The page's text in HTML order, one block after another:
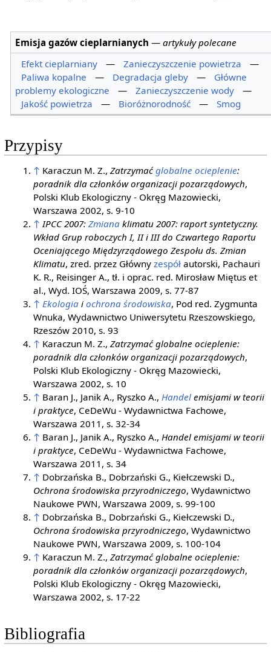
Emisja gazów cieplarnianych —artykuły polecane
Efekt cieplarniany
— Zanieczyszczenie powietrza
—
Paliwa kopalne
— Degradacja gleby —
Główne
problemy ekologiczne
— Zanieczyszczenie wody
—
Jakość powietrza
— Bioróżnorodność — Smog
Przypisy
↑ Karaczun M. Z.,Zatrzymaćglobalne ocieplenie:
poradnik dla członków organizacji pozarządowych,
Polski Klub Ekologiczny - Okręg Mazowiecki,
Warszawa 2002, s. 9-10
↑ IPCC 2007:Zmiana klimatu 2007: raport syntetyczny.
Wkład Grup roboczych I, II i III do Czwartego Raportu
Oceniającego Międzyrządowego Zespołu ds. Zmian
Klimatu, zred. przez Głównyzespół autorski, Pachauri
K. R., Reisinger A., tł. i oprac. red. Mirosław Miętus et
al., Wyd. IOŚ, Warszawa 2009, s. 77-87
↑ Ekologia iochrona środowiska, Pod red. Zygmunta
Wnuka, Wydawnictwo Uniwersytetu Rzeszowskiego,
Rzeszów 2010, s. 93
↑ Karaczun M. Z.,Zatrzymać globalne ocieplenie:
poradnik dla członków organizacji pozarządowych,
Polski Klub Ekologiczny - Okręg Mazowiecki,
Warszawa 2002, s. 10
↑ Baran J., Janik A., Ryszko A.,Handel emisjami w teorii
i praktyce, CeDeWu - Wydawnictwa Fachowe,
Warszawa 2011, s. 32-34
↑ Baran J., Janik A., Ryszko A.,Handel emisjami w teorii
i praktyce, CeDeWu - Wydawnictwa Fachowe,
Warszawa 2011, s. 34
↑ Dobrzańska B., Dobrzański G., Kiełczewski D.,
Ochrona środowiska przyrodniczego, Wydawnictwo
Naukowe PWN, Warszawa 2009, s. 99-100
↑ Dobrzańska B., Dobrzański G., Kiełczewski D.,
Ochrona środowiska przyrodniczego, Wydawnictwo
Naukowe PWN, Warszawa 2009, s. 100-104
↑ Karaczun M. Z.,Zatrzymać globalne ocieplenie:
poradnik dla członków organizacji pozarządowych,
Polski Klub Ekologiczny - Okręg Mazowiecki,
Warszawa 2002, s. 17-22
Bibliografia